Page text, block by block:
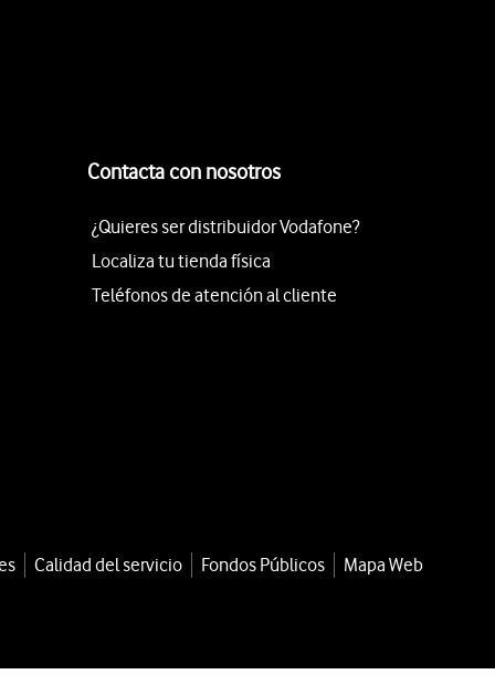
Contacta con nosotros
¿Quieres ser distribuidor Vodafone?
Localiza tu tienda física
Teléfonos de atención al cliente
Calidad del servicio Fondos Públicos Mapa Web